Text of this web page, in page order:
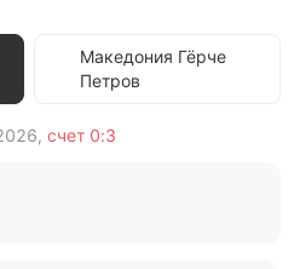
Македония Гёрче
Петров
, счет 0:3